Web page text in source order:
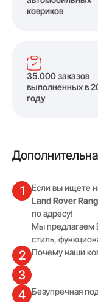
ковриков
35.000 заказов
выполненных в
году
2 Почему наши
3
4 Безупречная
1
Если вы ищете
Land Rover
по адресу!
Мы предлагаем
стиль,